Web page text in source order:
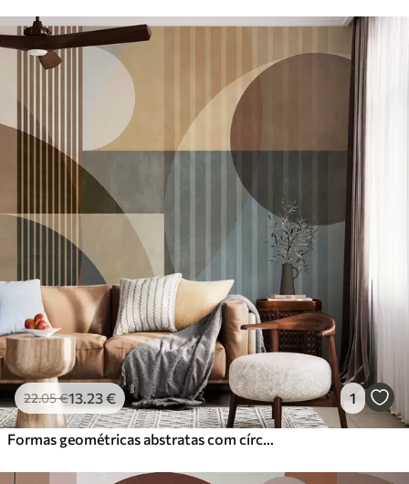
22.05€13.23€ 1
Formas geométricas abstratas com círculos e linhas, tons terrosos suaves, composição texturada e em camadas